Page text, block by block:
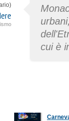
cui è